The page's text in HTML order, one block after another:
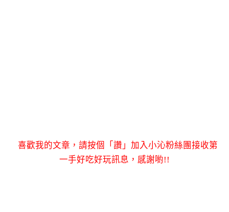
喜歡我的文章，請按個「讚」加入小沁粉絲團接收第
一手好吃好玩訊息，感謝喲!!